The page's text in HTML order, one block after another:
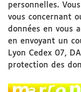
personnelles.
vous concernant
données en vous
en envoyant un
Lyon Cedex 07,
protection des